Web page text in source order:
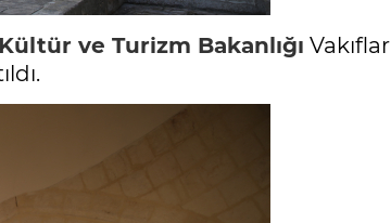
Kültür ve Turizm Bakanlığı Vakıflar